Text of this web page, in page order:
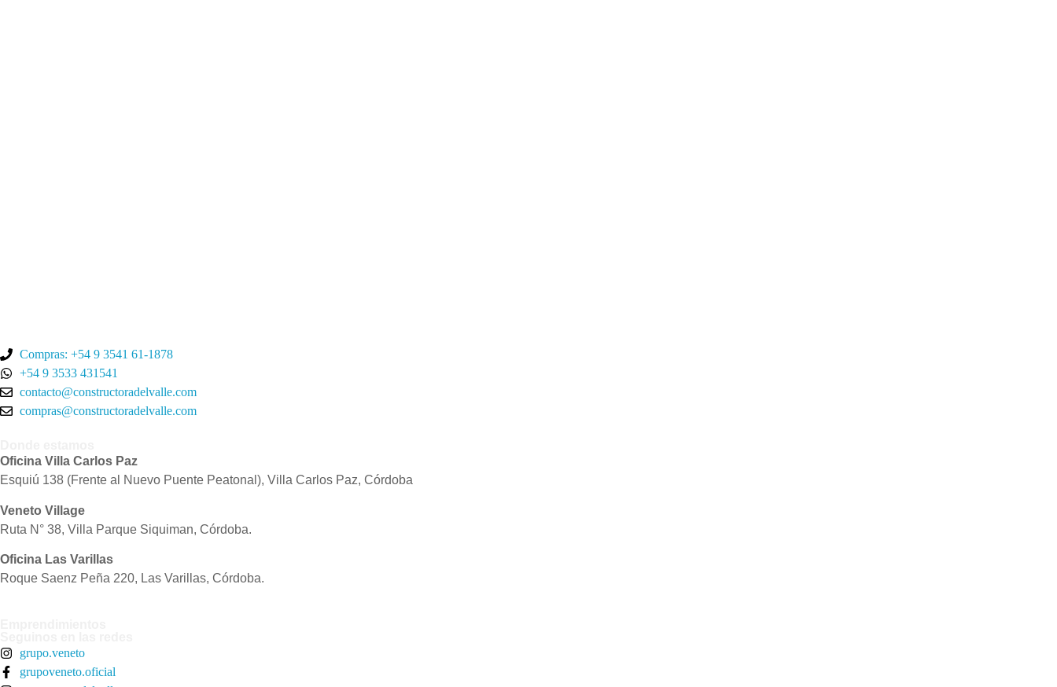
Compras: +54 9 3541 61-1878
+54 9 3533 431541
contacto@constructoradelvalle.com
compras@constructoradelvalle.com
Oficina Villa Carlos Paz
Esquiú 138 (Frente al Nuevo Puente Peatonal), Villa Carlos Paz, Córdoba
Veneto Village
Ruta N° 38, Villa Parque Siquiman, Córdoba.
Oficina Las Varillas
Roque Saenz Peña 220, Las Varillas, Córdoba.
grupo.veneto
grupoveneto.oficial